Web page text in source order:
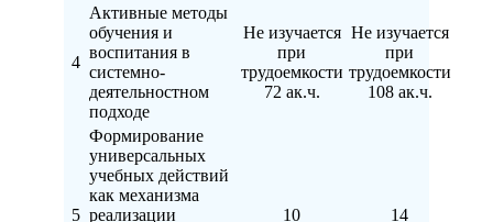
4
Активные методы
обучения и
воспитания в
системно-
деятельностном
подходе
Не изучается
при
трудоемкости
72 ак.ч.
Не изучается
при
трудоемкости
108 ак.ч.
5
Формирование
универсальных
учебных действий
как механизма
реализации
10 14